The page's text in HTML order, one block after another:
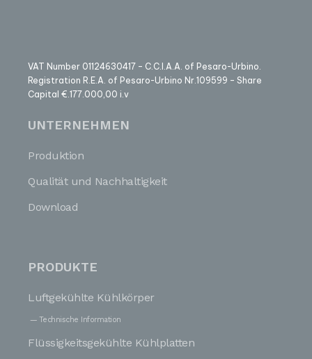
VAT Number 01124630417 – C.C.I.A.A. of Pesaro-Urbino.
Registration R.E.A. of Pesaro-Urbino Nr.109599 – Share
Capital €.177.000,00 i.v
UNTERNEHMEN
Produktion
Qualität und Nachhaltigkeit
Download
PRODUKTE
Luftgekühlte Kühlkörper
Technische Information
Flüssigkeitsgekühlte Kühlplatten